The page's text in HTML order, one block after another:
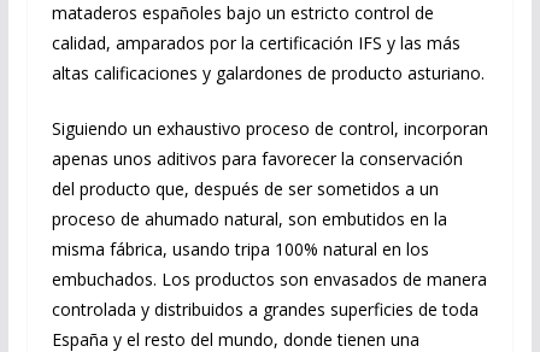
mataderos españoles bajo un estricto control de
calidad, amparados por la certificación IFS y las más
altas calificaciones y galardones de producto asturiano.
Siguiendo un exhaustivo proceso de control, incorporan
apenas unos aditivos para favorecer la conservación
del producto que, después de ser sometidos a un
proceso de ahumado natural, son embutidos en la
misma fábrica, usando tripa 100% natural en los
embuchados. Los productos son envasados de manera
controlada y distribuidos a grandes superficies de toda
España y el resto del mundo, donde tienen una